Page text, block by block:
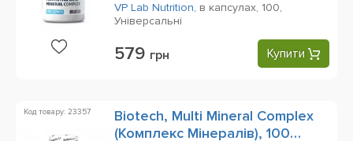
VP Lab Nutrition, в капсулах, 100,
Універсальні
579 грн Купити
Код товару: 23357
Biotech, Multi Mineral Complex
(Комплекс Мінералів), 100